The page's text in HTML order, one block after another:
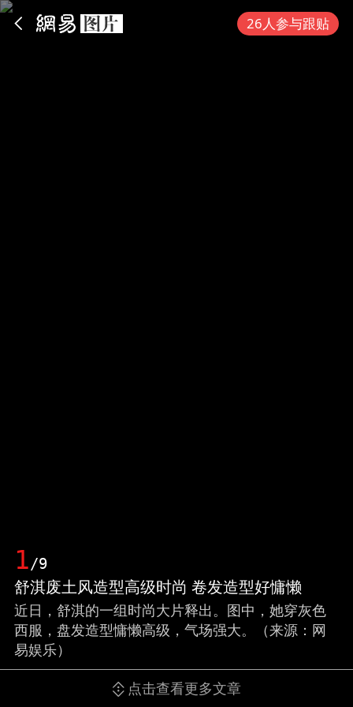
26人参与跟贴
1/9
舒淇废土风造型高级时尚 卷发造型好慵懒
近日，舒淇的一组时尚大片释出。图中，她穿灰色
西服，盘发造型慵懒高级，气场强大。（来源：网
易娱乐）
点击查看更多文章
App内打开